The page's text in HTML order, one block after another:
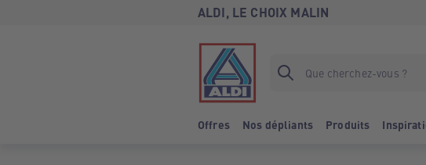
ALDI, LE CHOIX MALIN
Offres Nos dépliants Produits